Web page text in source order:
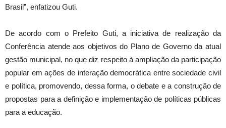
Brasil”, enfatizou Guti.
De acordo com o Prefeito Guti, a iniciativa de realização da
Conferência atende aos objetivos do Plano de Governo da atual
gestão municipal, no que diz respeito à ampliação da participação
popular em ações de interação democrática entre sociedade civil
e política, promovendo, dessa forma, o debate e a construção de
propostas para a definição e implementação de políticas públicas
para a educação.